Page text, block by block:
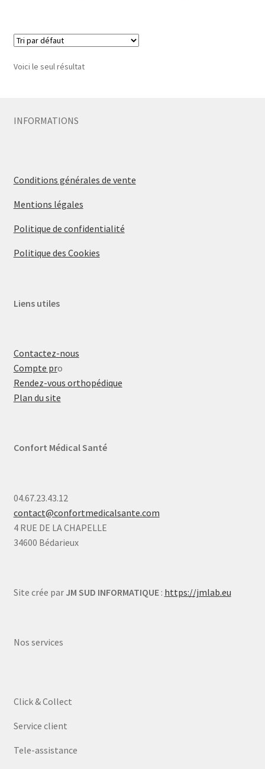
Voici le seul résultat
INFORMATIONS
Conditions générales de vente
Mentions légales
Politique de confidentialité
Politique des Cookies
Liens utiles
Contactez-nous
Compte pro
Rendez-vous orthopédique
Plan du site
Confort Médical Santé
04.67.23.43.12
contact@confortmedicalsante.com
4 RUE DE LA CHAPELLE
34600 Bédarieux
Site crée par JM SUD INFORMATIQUE: https://jmlab.eu
Nos services
Click & Collect
Service client
Tele-assistance